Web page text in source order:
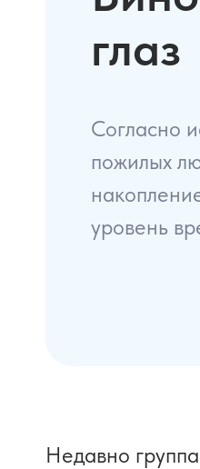
глаз
Согласно
пожилых
уровень
Недавно